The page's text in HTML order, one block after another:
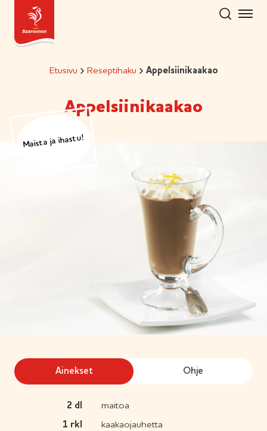
Hyppää
sisältöön
Etusivu Reseptihaku Appelsiinikaakao
Appelsiinikaakao
Maista ja ihastu!
Ainekset Ohje
2 dl
maitoa
1 rkl
kaakaojauhetta